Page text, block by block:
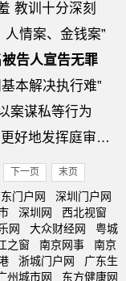
教训十分深刻
情案、金钱案”
告人宣告无罪
本解决执行难”
案谋私等行为
周强：提高证人出庭率和律师辩护率 更好地发挥庭审作用
下一页 末页
门户网
深圳门户网
深圳网
西北视窗
网 大众财经网
粤城
之窗 南京网事
南京
浙城门户网
广东生
州城市网 东方健康网